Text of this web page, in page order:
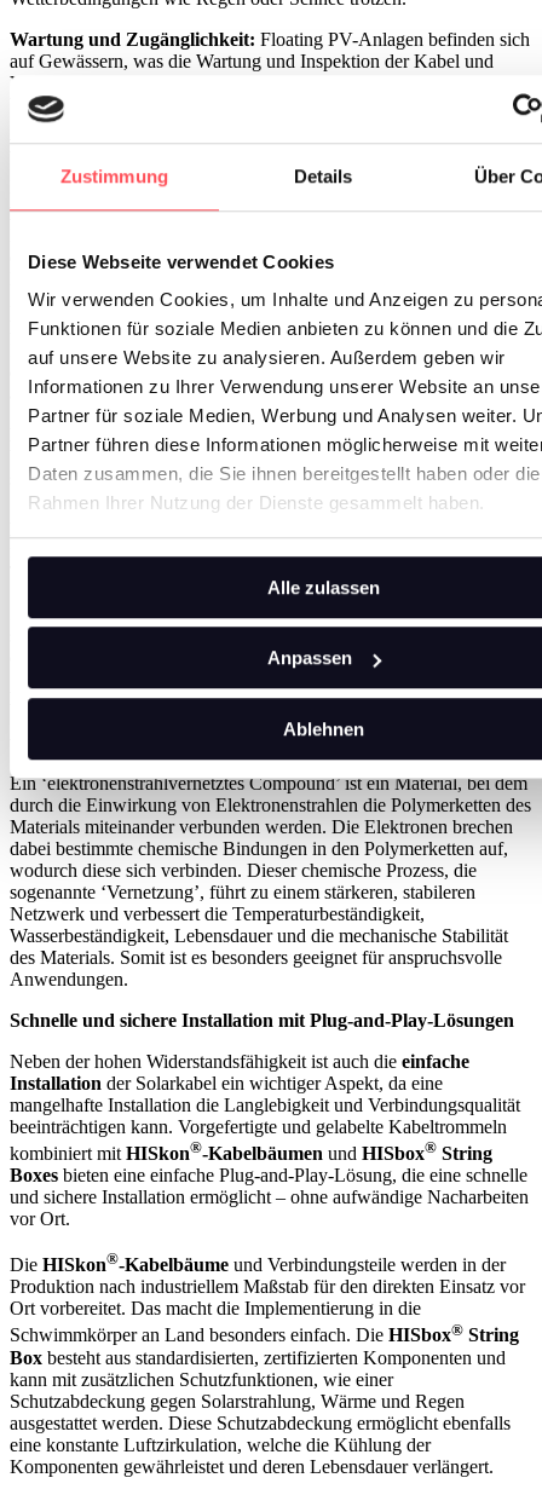
Zustimmung Details Über
Diese Webseite verwendet Cookies
Wir verwenden Cookies, um Inhalte und Anzeigen zu
Funktionen für soziale Medien anbieten zu können und die
auf unsere Website zu analysieren. Außerdem geben wir
Informationen zu Ihrer Verwendung unserer Website an
Partner für soziale Medien, Werbung und Analysen weiter.
Partner führen diese Informationen möglicherweise mit
Daten zusammen, die Sie ihnen bereitgestellt haben oder
Rahmen Ihrer Nutzung der Dienste gesammelt haben.
Alle zulassen
Anpassen
Ablehnen
Wartung und Zugänglichkeit: Floating PV-Anlagen befinden sich
auf Gewässern, was die Wartung und Inspektion der Kabel und
Verbindungen erschwert. Eine langfristige Zuverlässigkeit der
Verkabelungslösungen ist daher entscheidend.
HIKRA® SOL Kabel für Floating PV
Für die speziellen Anforderungen von Floating PV-Systemen bieten
HIKRA®SOL Kabeleine optimale Lösung. Dank ihres robusten
doppelten Isolierung sind sie besonders widerstandsfähig und
2750, der speziell für Floating PV entwickelt wurde, erfüllen
HIKRA®SOL Kabelalle gängigen Normen, relevante
Brandschutzvorschriften und gehen mit zusätzlichen Tests weit über
die Standardanforderungen hinaus. So ist sichergestellt, dass sie
auch außerordentlichen Bedingungen standhalten.
Erhöhte Wasserbeständigkeit
: Dank eines speziellen Compounds
bieten die Kabel exzellente wasserabweisende Eigenschaften und
sind für den Einsatz in wasserreichen Umgebungen ideal geeignet.
Zertifizierung nach TÜV 2 Pfg 2750: Das Kabel erfüllt die
speziellen Anforderungen für Floating PV-Anlagen und garantiert
eine hohe Sicherheit und Zuverlässigkeit.
Lange Lebensdauer und Witterungsbeständigkeit: Sie bieten
Schutz gegen UV-Strahlung und extreme Wetterbedingungen,
wodurch eine lange Lebensdauer der Kabel gewährleistet wird.
Ein ‘elektronenstrahlvernetztes Compound’ ist ein Material, bei dem
durch die Einwirkung von Elektronenstrahlen die Polymerketten des
Materials miteinander verbunden werden. Die Elektronen brechen
dabei bestimmte chemische Bindungen in den Polymerketten auf,
wodurch diese sich verbinden. Dieser chemische Prozess, die
sogenannte ‘Vernetzung’, führt zu einem stärkeren, stabileren
Netzwerk und verbessert die Temperaturbeständigkeit,
Wasserbeständigkeit, Lebensdauer und die mechanische Stabilität
des Materials. Somit ist es besonders geeignet für anspruchsvolle
Anwendungen.
Schnelle und sichere Installation mit Plug-and-Play-Lösungen
Neben der hohen Widerstandsfähigkeit ist auch die einfache
Installation der Solarkabel ein wichtiger Aspekt, da eine
mangelhafte Installation die Langlebigkeit und Verbindungsqualität
beeinträchtigen kann. Vorgefertigte und gelabelte Kabeltrommeln
kombiniert mit HISkon®-Kabelbäumen und HISbox® String
Boxes bieten eine einfache Plug-and-Play-Lösung, die eine schnelle
und sichere Installation ermöglicht – ohne aufwändige Nacharbeiten
vor Ort.
Die HISkon®-Kabelbäume und Verbindungsteile werden in der
Produktion nach industriellem Maßstab für den direkten Einsatz vor
Ort vorbereitet. Das macht die Implementierung in die
Schwimmkörper an Land besonders einfach. Die HISbox® String
Box besteht aus standardisierten, zertifizierten Komponenten und
kann mit zusätzlichen Schutzfunktionen, wie einer
Schutzabdeckung gegen Solarstrahlung, Wärme und Regen
ausgestattet werden. Diese Schutzabdeckung ermöglicht ebenfalls
eine konstante Luftzirkulation, welche die Kühlung der
Komponenten gewährleistet und deren Lebensdauer verlängert.